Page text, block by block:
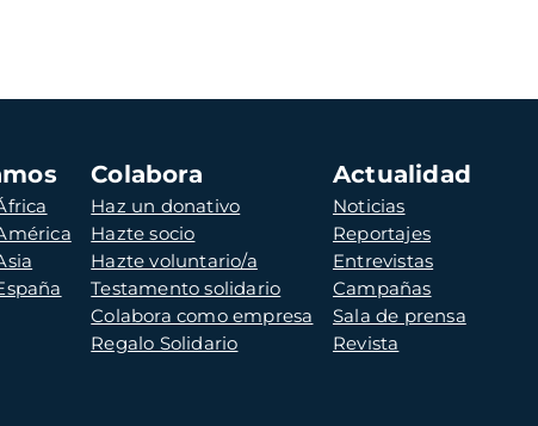
Colabora
Haz un donativo
Hazte socio
Hazte voluntario/a
Testamento solidario
Colabora como empresa
Regalo Solidario
Actualidad
Noticias
Reportajes
Entrevistas
Campañas
Sala de prensa
Revista